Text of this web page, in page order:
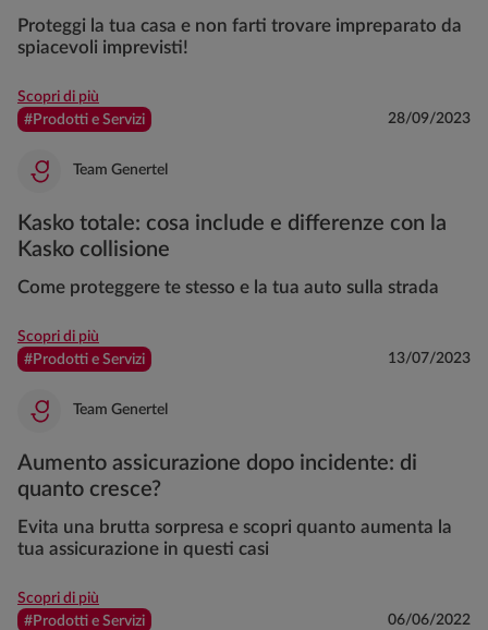
Proteggi la tua casa e non farti trovare impreparato da
spiacevoli imprevisti!
Scopri di più
#Prodotti e Servizi
28/09/2023
Team Genertel
Kasko totale: cosa include e differenze con la
Kasko collisione
Come proteggere te stesso e la tua auto sulla strada
Scopri di più
#Prodotti e Servizi
13/07/2023
Team Genertel
Aumento assicurazione dopo incidente: di
quanto cresce?
Evita una brutta sorpresa e scopri quanto aumenta la
tua assicurazione in questi casi
Scopri di più
#Prodotti e Servizi
06/06/2022